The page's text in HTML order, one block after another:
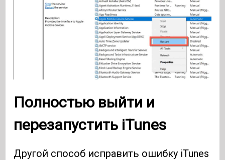
Полностью выйти и
перезапустить iTunes
Другой способ исправить ошибку iTunes